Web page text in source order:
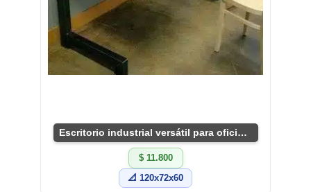
Escritorio industrial versátil para oficina o estudio
$ 11.800
📐 120x72x60